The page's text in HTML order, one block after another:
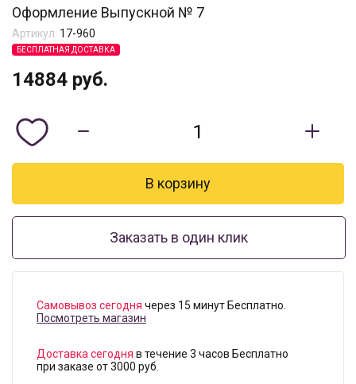
Оформление Выпускной № 7
Артикул: 17-960
БЕСПЛАТНАЯ ДОСТАВКА
14884 руб.
Заказать в один клик
Самовывоз сегодня через 15 минут Бесплатно.
Посмотреть магазин
Доставка сегодня в течение 3 часов Бесплатно
при заказе от 3000 руб.